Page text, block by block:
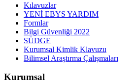
Kılavuzlar
YENİ EBYS YARDIM
Formlar
Bilgi Güvenliği 2022
SÜDGE
Kurumsal Kimlik Klavuzu
Bilimsel Araştırma Çalışmaları
Kurumsal